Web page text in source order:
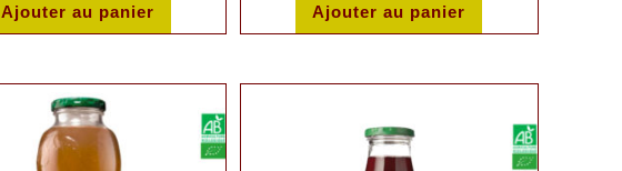
Ajouter au panier Ajouter au panier